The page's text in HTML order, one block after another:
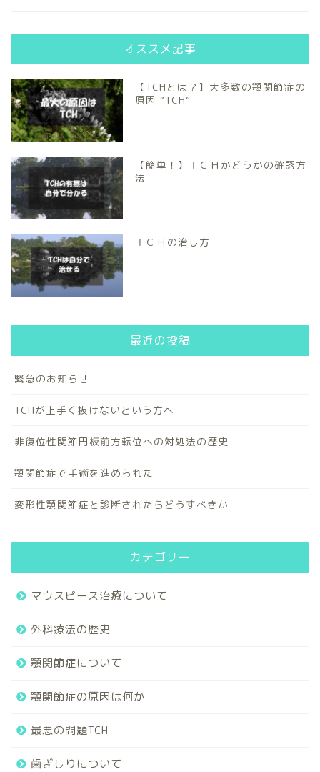
オススメ記事
【TCHとは？】大多数の顎関節症の
原因 “TCH”
【簡単！】ＴＣＨかどうかの確認方
法
ＴＣＨの治し方
最近の投稿
緊急のお知らせ
TCHが上手く抜けないという方へ
非復位性関節円板前方転位への対処法の歴史
顎関節症で手術を進められた
変形性顎関節症と診断されたらどうすべきか
カテゴリー
マウスピース治療について
外科療法の歴史
顎関節症について
顎関節症の原因は何か
最悪の問題TCH
歯ぎしりについて